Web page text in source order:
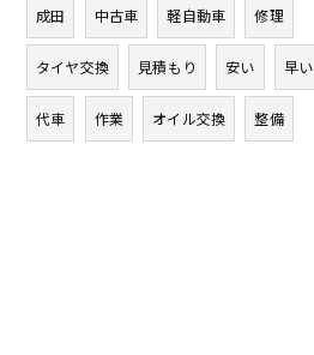
成田 中古車 軽自動車 修理
タイヤ交換 見積もり 安い 早い
代車 作業 オイル交換 整備